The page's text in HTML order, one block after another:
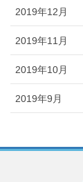
2019年12月
2019年11月
2019年10月
2019年9月